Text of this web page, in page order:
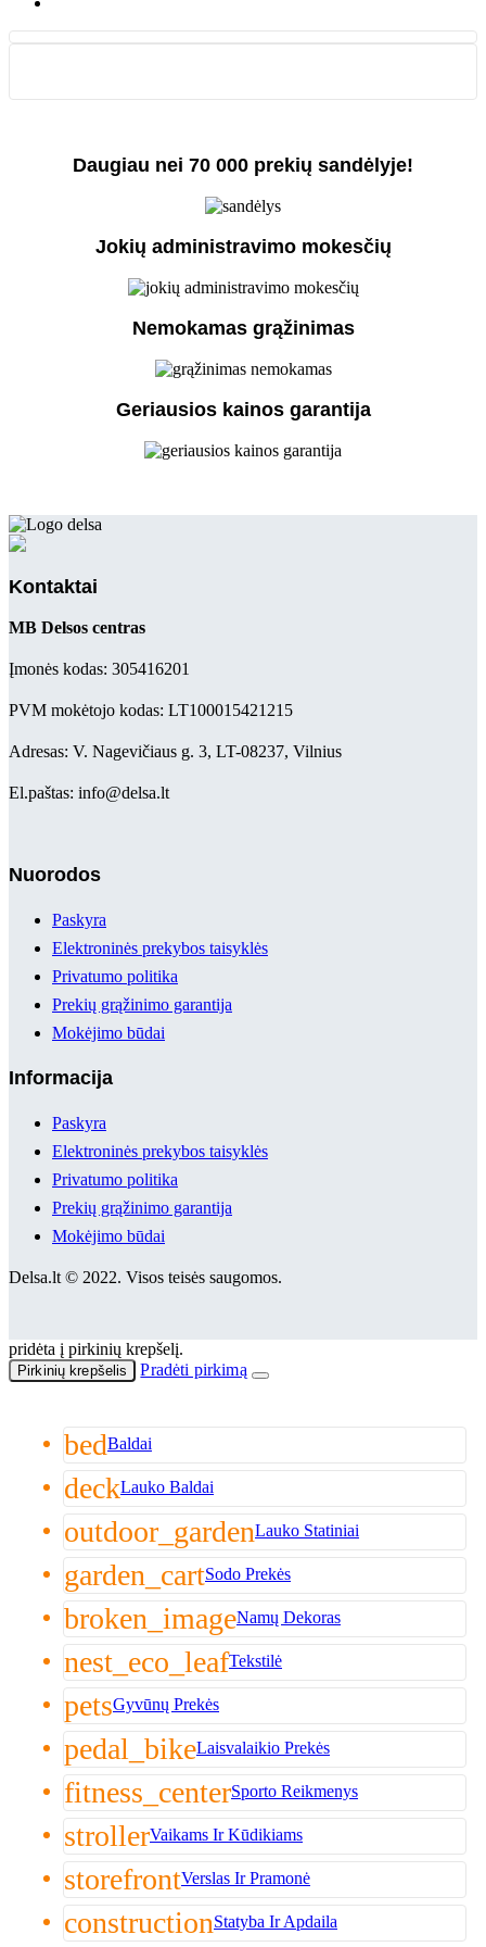
Daugiau nei 70 000 prekių sandėlyje!
Jokių administravimo mokesčių
Nemokamas grąžinimas
Geriausios kainos garantija
Kontaktai
MB Delsos centras
Įmonės kodas: 305416201
PVM mokėtojo kodas: LT100015421215
Adresas: V. Nagevičiaus g. 3, LT-08237, Vilnius
El.paštas: info@delsa.lt
Nuorodos
Paskyra
Elektroninės prekybos taisyklės
Privatumo politika
Prekių grąžinimo garantija
Mokėjimo būdai
Informacija
Paskyra
Elektroninės prekybos taisyklės
Privatumo politika
Prekių grąžinimo garantija
Mokėjimo būdai
Delsa.lt © 2022. Visos teisės saugomos.
pridėta į pirkinių krepšelį.
Pirkinių krepšelis Pradėti pirkimą
bedBaldai
deckLauko Baldai
outdoor_gardenLauko Statiniai
garden_cartSodo Prekės
broken_imageNamų Dekoras
nest_eco_leafTekstilė
petsGyvūnų Prekės
pedal_bikeLaisvalaikio Prekės
fitness_centerSporto Reikmenys
strollerVaikams Ir Kūdikiams
storefrontVerslas Ir Pramonė
constructionStatyba Ir Apdaila